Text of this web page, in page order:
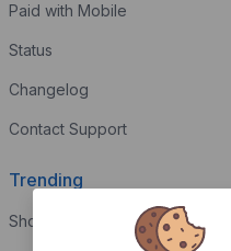
Paid with Mobile
Status
Changelog
Contact Support
Trending
Shop